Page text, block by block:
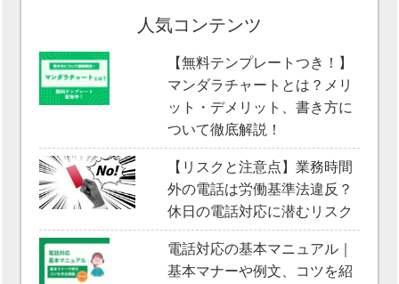
人気コンテンツ
【無料テンプレートつき！】
マンダラチャートとは？メリ
ット・デメリット、書き方に
ついて徹底解説！
【リスクと注意点】業務時間
外の電話は労働基準法違反？
休日の電話対応に潜むリスク
電話対応の基本マニュアル｜
基本マナーや例文、コツを紹